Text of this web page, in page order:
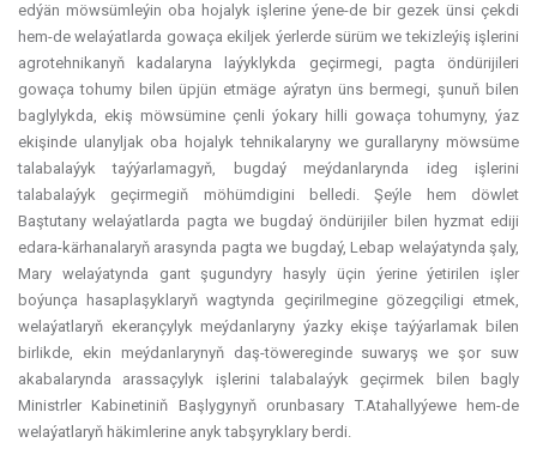
edýän möwsümleýin oba hojalyk işlerine ýene-de bir gezek ünsi çekdi
hem-de welaýatlarda gowaça ekiljek ýerlerde sürüm we tekizleýiş işlerini
agrotehnikanyň kadalaryna laýyklykda geçirmegi, pagta öndürijileri
gowaça tohumy bilen üpjün etmäge aýratyn üns bermegi, şunuň bilen
baglylykda, ekiş möwsümine çenli ýokary hilli gowaça tohumyny, ýaz
ekişinde ulanyljak oba hojalyk tehnikalaryny we gurallaryny möwsüme
talabalaýyk taýýarlamagyň, bugdaý meýdanlarynda ideg işlerini
talabalaýyk geçirmegiň möhümdigini belledi. Şeýle hem döwlet
Baştutany welaýatlarda pagta we bugdaý öndürijiler bilen hyzmat ediji
edara-kärhanalaryň arasynda pagta we bugdaý, Lebap welaýatynda şaly,
Mary welaýatynda gant şugundyry hasyly üçin ýerine ýetirilen işler
boýunça hasaplaşyklaryň wagtynda geçirilmegine gözegçiligi etmek,
welaýatlaryň ekerançylyk meýdanlaryny ýazky ekişe taýýarlamak bilen
birlikde, ekin meýdanlarynyň daş-töwereginde suwaryş we şor suw
akabalarynda arassaçylyk işlerini talabalaýyk geçirmek bilen bagly
Ministrler Kabinetiniň Başlygynyň orunbasary T.Atahallyýewe hem-de
welaýatlaryň häkimlerine anyk tabşyryklary berdi.